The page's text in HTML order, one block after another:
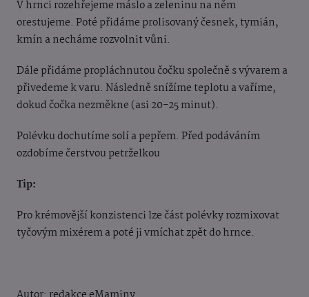
V hrnci rozehřejeme máslo a zeleninu na něm
orestujeme. Poté přidáme prolisovaný česnek, tymián,
kmín a necháme rozvolnit vůni.
Dále přidáme propláchnutou čočku společně s vývarem a
přivedeme k varu. Následně snížíme teplotu a vaříme,
dokud čočka nezměkne (asi 20-25 minut).
Polévku dochutíme solí a pepřem. Před podáváním
ozdobíme čerstvou petrželkou
Tip:
Pro krémovější konzistenci lze část polévky rozmixovat
tyčovým mixérem a poté ji vmíchat zpět do hrnce.